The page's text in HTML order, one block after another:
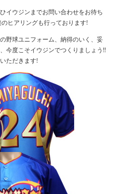
イウジンまでお問い合わせをお待ち
ヒアリングも行っております!
野球ユニフォーム、納得のいく、妥
今度こそイウジンでつくりましょう!!
ただきます!